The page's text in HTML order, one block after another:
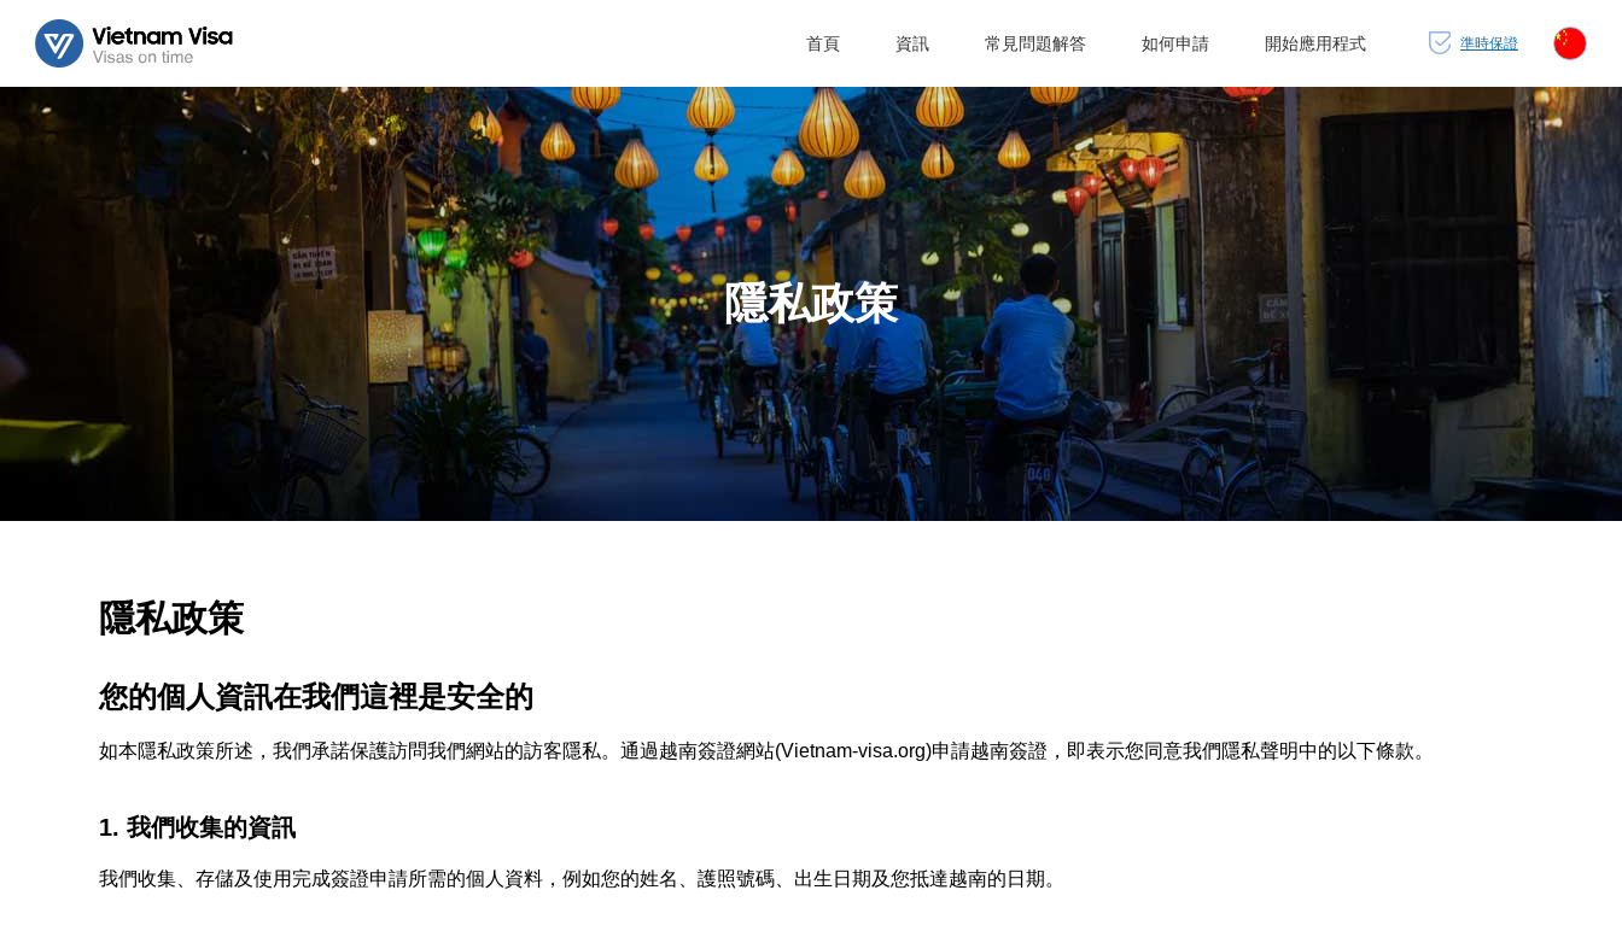
首頁 資訊 常見問題解答 如何申請 開始應用程式 準時保證
隱私政策
隱私政策
您的個人資訊在我們這裡是安全的
如本隱私政策所述，我們承諾保護訪問我們網站的訪客隱私。通過越南簽證網站(Vietnam-visa.org)申請越南簽證，即表示您同意我們隱私聲明中的以下條款。
1. 我們收集的資訊
我們收集、存儲及使用完成簽證申請所需的個人資料，例如您的姓名、護照號碼、出生日期及您抵達越南的日期。